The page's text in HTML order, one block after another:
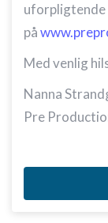
uforpligtende
på
Med venlig
Nanna
Pre